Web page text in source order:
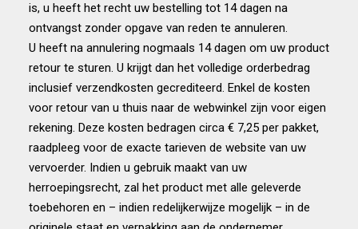
is, u heeft het recht uw bestelling tot 14 dagen na
ontvangst zonder opgave van reden te annuleren.
U heeft na annulering nogmaals 14 dagen om uw product
retour te sturen. U krijgt dan het volledige orderbedrag
inclusief verzendkosten gecrediteerd. Enkel de kosten
voor retour van u thuis naar de webwinkel zijn voor eigen
rekening. Deze kosten bedragen circa € 7,25 per pakket,
raadpleeg voor de exacte tarieven de website van uw
vervoerder. Indien u gebruik maakt van uw
herroepingsrecht, zal het product met alle geleverde
toebehoren en – indien redelijkerwijze mogelijk – in de